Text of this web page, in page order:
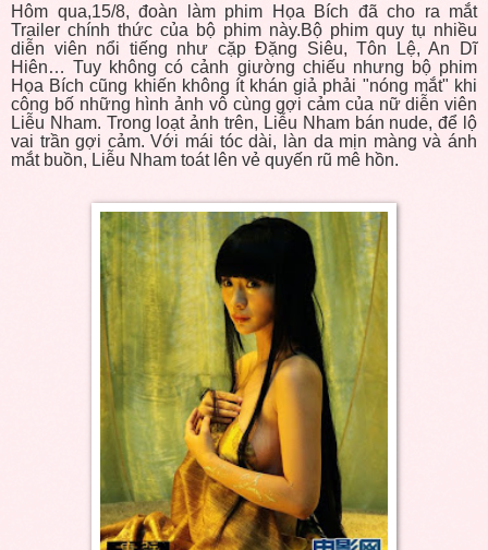
Hôm qua,15/8, đoàn làm phim Họa Bích đã cho ra mắt
Trailer chính thức của bộ phim này.Bộ phim quy tụ nhiều
diễn viên nổi tiếng như cặp Đặng Siêu, Tôn Lệ, An Dĩ
Hiên… Tuy không có cảnh giường chiếu nhưng bộ phim
Họa Bích cũng khiến không ít khán giả phải "nóng mắt" khi
công bố những hình ảnh vô cùng gợi cảm của nữ diễn viên
Liễu Nham. Trong loạt ảnh trên, Liễu Nham bán nude, để lộ
vai trần gợi cảm. Với mái tóc dài, làn da mịn màng và ánh
mắt buồn, Liễu Nham toát lên vẻ quyến rũ mê hồn.